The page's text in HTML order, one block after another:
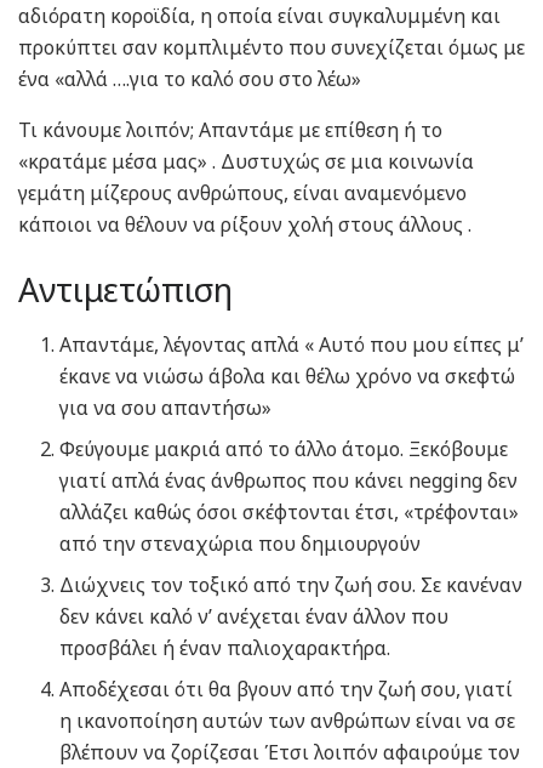
αδιόρατη κοροϊδία, η οποία είναι συγκαλυμμένη και
προκύπτει σαν κομπλιμέντο που συνεχίζεται όμως με
ένα «αλλά ….για το καλό σου στο λέω»
Τι κάνουμε λοιπόν; Απαντάμε με επίθεση ή το
«κρατάμε μέσα μας» . Δυστυχώς σε μια κοινωνία
γεμάτη μίζερους ανθρώπους, είναι αναμενόμενο
κάποιοι να θέλουν να ρίξουν χολή στους άλλους .
Αντιμετώπιση
Απαντάμε, λέγοντας απλά « Αυτό που μου είπες μ’
έκανε να νιώσω άβολα και θέλω χρόνο να σκεφτώ
για να σου απαντήσω»
Φεύγουμε μακριά από το άλλο άτομο. Ξεκόβουμε
γιατί απλά ένας άνθρωπος που κάνει negging δεν
αλλάζει καθώς όσοι σκέφτονται έτσι, «τρέφονται»
από την στεναχώρια που δημιουργούν
Διώχνεις τον τοξικό από την ζωή σου. Σε κανέναν
δεν κάνει καλό ν’ ανέχεται έναν άλλον που
προσβάλει ή έναν παλιοχαρακτήρα.
Αποδέχεσαι ότι θα βγουν από την ζωή σου, γιατί
η ικανοποίηση αυτών των ανθρώπων είναι να σε
βλέπουν να ζορίζεσαι Έτσι λοιπόν αφαιρούμε τον